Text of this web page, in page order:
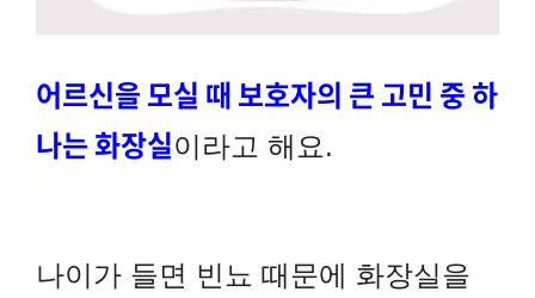
어르신을 모실 때 보호자의 큰 고민 중 하
나는 화장실이라고 해요.
나이가 들면 빈뇨 때문에 화장실을